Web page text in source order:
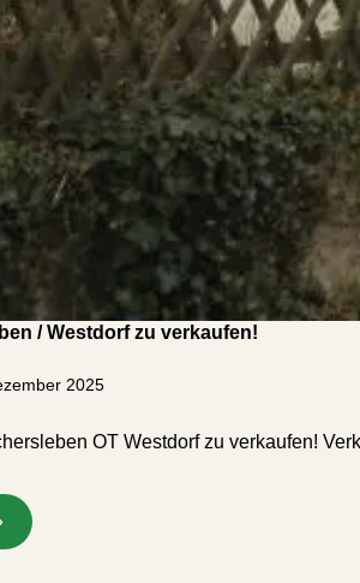
/ Westdorf zu verkaufen!
2025
OT Westdorf zu verkaufen!